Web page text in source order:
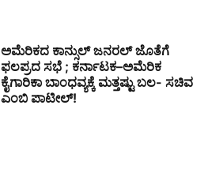
ಅಮೆರಿಕದ ಕಾನ್ಸುಲ್ ಜನರಲ್ ಜೊತೆಗೆ
ಫಲಪ್ರದ ಸಭೆ ; ಕರ್ನಾಟಕ–ಅಮೆರಿಕ
ಕೈಗಾರಿಕಾ ಬಾಂಧವ್ಯಕ್ಕೆ ಮತ್ತಷ್ಟು ಬಲ- ಸಚಿವ
ಎಂಬಿ ಪಾಟೀಲ್!